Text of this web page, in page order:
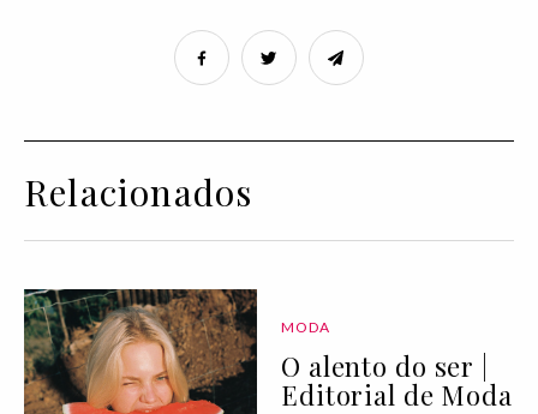
Relacionados
MODA
O alento do ser |
Editorial de Moda